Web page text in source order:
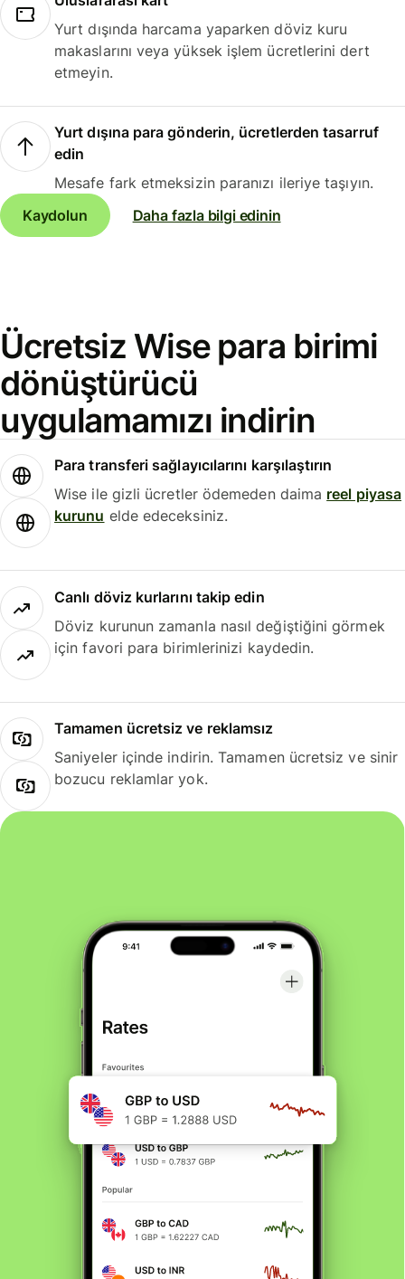
Yurt dışında harcama yaparken döviz kuru
makaslarını veya yüksek işlem ücretlerini dert
etmeyin.
Yurt dışına para gönderin, ücretlerden tasarruf
edin
Mesafe fark etmeksizin paranızı ileriye taşıyın.
Kaydolun
Daha fazla bilgi edinin
Ücretsiz Wise para birimi
dönüştürücü
uygulamamızı indirin
Para transferi sağlayıcılarını karşılaştırın
Wise ile gizli ücretler ödemeden daima reel piyasa
kurunu elde edeceksiniz.
Canlı döviz kurlarını takip edin
Döviz kurunun zamanla nasıl değiştiğini görmek
için favori para birimlerinizi kaydedin.
Tamamen ücretsiz ve reklamsız
Saniyeler içinde indirin. Tamamen ücretsiz ve sinir
bozucu reklamlar yok.